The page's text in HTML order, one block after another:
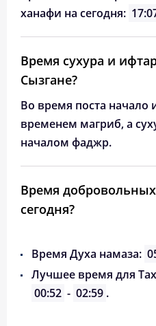
ханафи на сегодня:
Время сухура и
Сызгане?
Во время поста начало
временем магриб, а
началом фаджр.
Время
сегодня?
Время Духа намаза:
Лучшее время для
00:52 - 02:59 .